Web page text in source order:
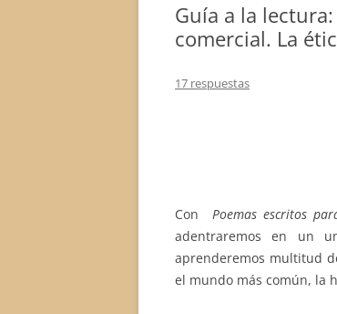
ÁGORA
Guía a la
comercial. La
17 respuestas
Con Poemas escritos
adentraremos en un
aprenderemos multitud
el mundo más común, la